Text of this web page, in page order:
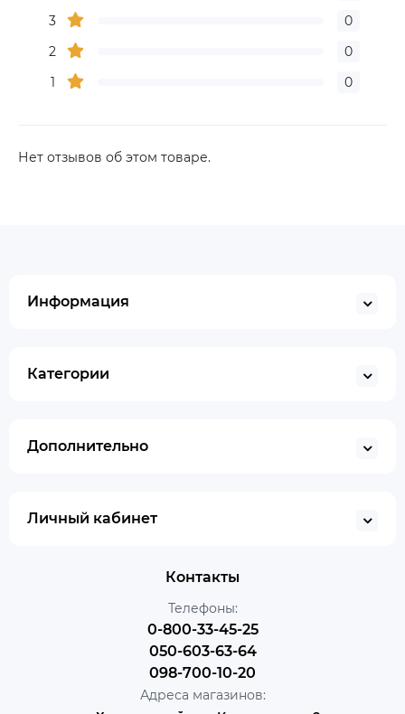
3
0
2
0
1
0
Нет отзывов об этом товаре.
Информация
Категории
Дополнительно
Личный кабинет
Контакты
Телефоны:
0-800-33-45-25
050-603-63-64
098-700-10-20
Адреса магазинов: